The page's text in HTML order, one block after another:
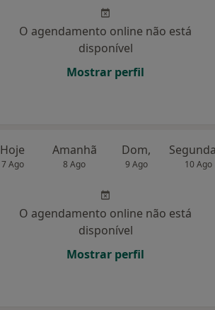
O agendamento online não está
disponível
Mostrar perfil
Hoje
7 Ago
Amanhã
8 Ago
Dom,
9 Ago 10 Ago
O agendamento online não está
disponível
Mostrar perfil